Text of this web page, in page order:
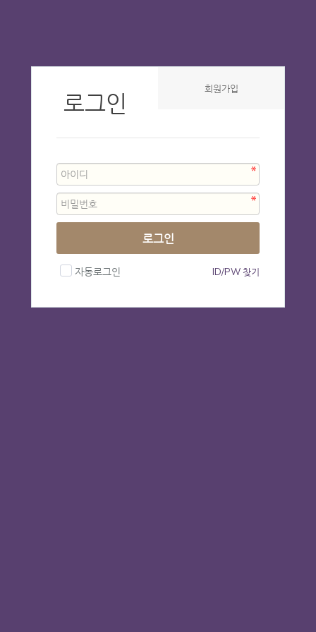
로그인 회원가입
로그인
자동로그인 ID/PW 찾기